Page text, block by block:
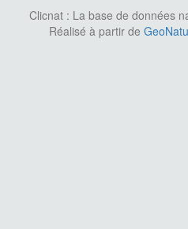
Clicnat : La base de données
Réalisé à partir de